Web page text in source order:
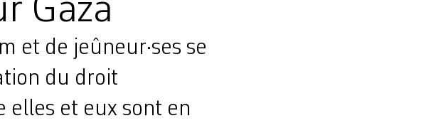
Gaza
et de jeûneur·ses se
du droit
elles et eux sont en